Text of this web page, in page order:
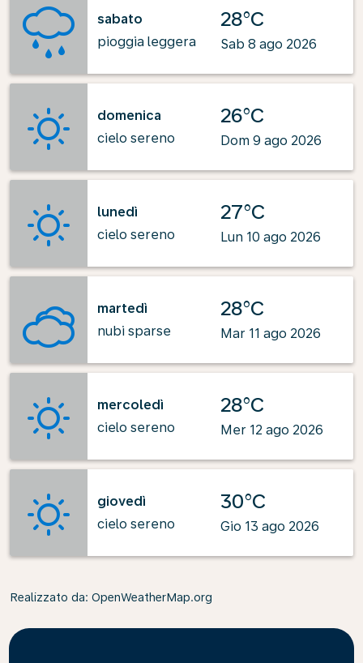
sabato
pioggia leggera
28°C
Sab 8 ago 2026
domenica
cielo sereno
26°C
Dom 9 ago 2026
lunedì
cielo sereno
27°C
Lun 10 ago 2026
martedì
nubi sparse
28°C
Mar 11 ago 2026
mercoledì
cielo sereno
28°C
Mer 12 ago 2026
giovedì
cielo sereno
30°C
Gio 13 ago 2026
Realizzato da: OpenWeatherMap.org